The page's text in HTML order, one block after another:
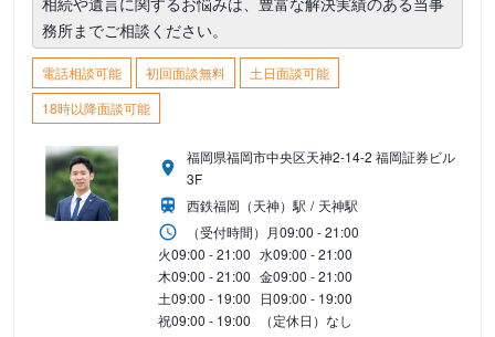
務所までご相談ください。
電話相談可能 初回面談無料
土日面談可能
18時以降面談可能
福岡県福岡市中央区天神2-14-2 福岡証券ビル
3F
西鉄福岡（天神）駅
天神駅
（受付時間） 月09:00 - 21:00
火09:00 - 21:00 水09:00 - 21:00
木09:00 - 21:00 金09:00 - 21:00
土09:00 - 19:00 日09:00 - 19:00
祝09:00 - 19:00 （定休日）なし